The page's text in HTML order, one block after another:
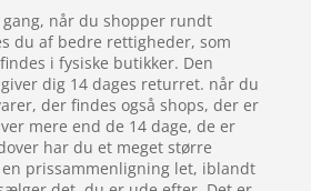
når du shopper rundt
du af bedre rettigheder, som
i fysiske butikker. Den
dig 14 dages returret. når du
der findes også shops, der er
mere end de 14 dage, de er
har du et meget større
prissammenligning let, iblandt